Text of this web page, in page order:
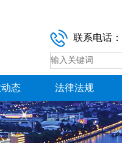
联系电话：
态 法律法规